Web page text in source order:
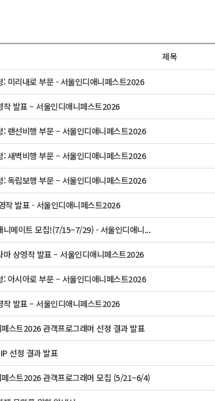
제목
: 미리내로 부문 - 서울인디애니페스트2026
작 발표 – 서울인디애니페스트2026
: 랜선비행 부문 – 서울인디애니페스트2026
: 새벽비행 부문 – 서울인디애니페스트2026
: 독립보행 부문 – 서울인디애니페스트2026
작 발표 - 서울인디애니페스트2026
니메이트 모집!(7/15~7/29) - 서울인디애니...
마 상영작 발표 – 서울인디애니페스트2026
: 아시아로 부문 – 서울인디애니페스트2026
작 발표 – 서울인디애니페스트2026
스트2026 관객프로그래머 선정 결과 발표
선정 결과 발표
스트2026 관객프로그래머 모집 (5/21~6/4)